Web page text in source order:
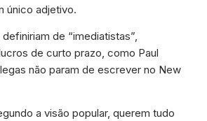
único adjetivo.
de “imediatistas”,
de curto prazo, como Paul
não param de escrever no New
a visão popular, querem tudo